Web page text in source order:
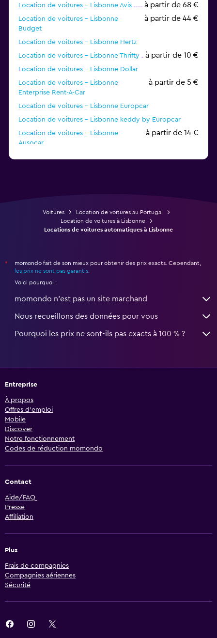
Location de voitures - Lisbonne Avis à partir de 68 €
Location de voitures - Lisbonne
Budget
à partir de 44 €
Location de voitures - Lisbonne Hertz
Location de voitures - Lisbonne Thrifty
à partir de 10 €
Location de voitures - Lisbonne Dollar
Location de voitures - Lisbonne
Enterprise Rent-A-Car
à partir de 5 €
Location de voitures - Lisbonne Europcar
Location de voitures - Lisbonne keddy by Europcar
Location de voitures - Lisbonne
Ausocar
à partir de 14 €
Voitures
Location de voitures au Portugal
Location de voitures à Lisbonne
Locations de voitures automatiques à Lisbonne
*
momondo fait de son mieux pour obtenir des prix exacts. Cependant,
les prix ne sont pas garantis
Voici pourquoi :
momondo n'est pas un site marchand
Nous recueillons des données pour vous
Pourquoi les prix ne sont-ils pas exacts à 100 % ?
Entreprise
À propos
Offres d’emploi
Mobile
Discover
Notre fonctionnement
Codes de réduction momondo
Contact
Aide/FAQ
Presse
Affiliation
Plus
Frais de compagnies
Compagnies aériennes
Sécurité